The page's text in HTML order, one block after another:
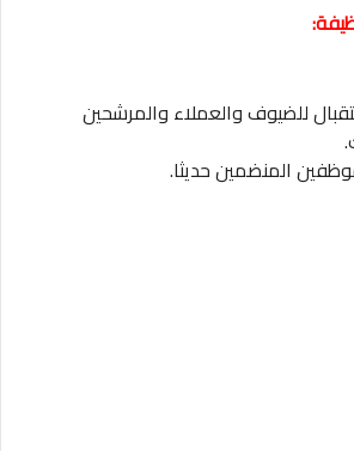
للضيوف والعملاء والمرشحين
المنضمين حديثا.